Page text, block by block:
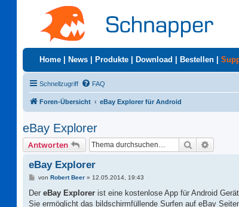
Home News Produkte Download Bestellen
Schnellzugriff FAQ
Foren-Übersicht eBay Explorer für Android
eBay Explorer
Antworten Suche
eBay Explorer
B
i
r
von Robert Beer» 12.05.2014, 19:43
Der eBay Explorer ist eine kostenlose App für Android
Sie ermöglicht das bildschirmfüllende Surfen auf eBay